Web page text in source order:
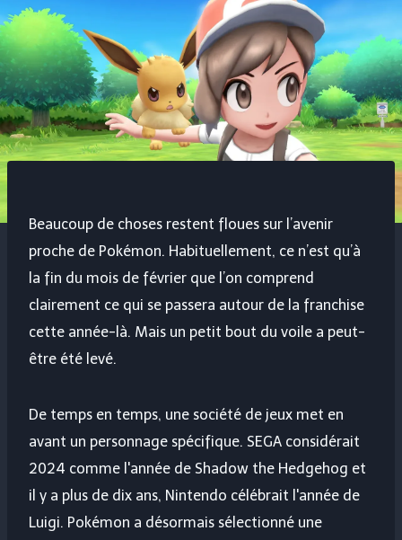
Beaucoup de choses restent floues sur l’avenir
proche de Pokémon. Habituellement, ce n’est qu’à
la fin du mois de février que l’on comprend
clairement ce qui se passera autour de la franchise
cette année-là. Mais un petit bout du voile a peut-
être été levé.
De temps en temps, une société de jeux met en
avant un personnage spécifique. SEGA considérait
2024 comme l'année de Shadow the Hedgehog et
il y a plus de dix ans, Nintendo célébrait l'année de
Luigi. Pokémon a désormais sélectionné une